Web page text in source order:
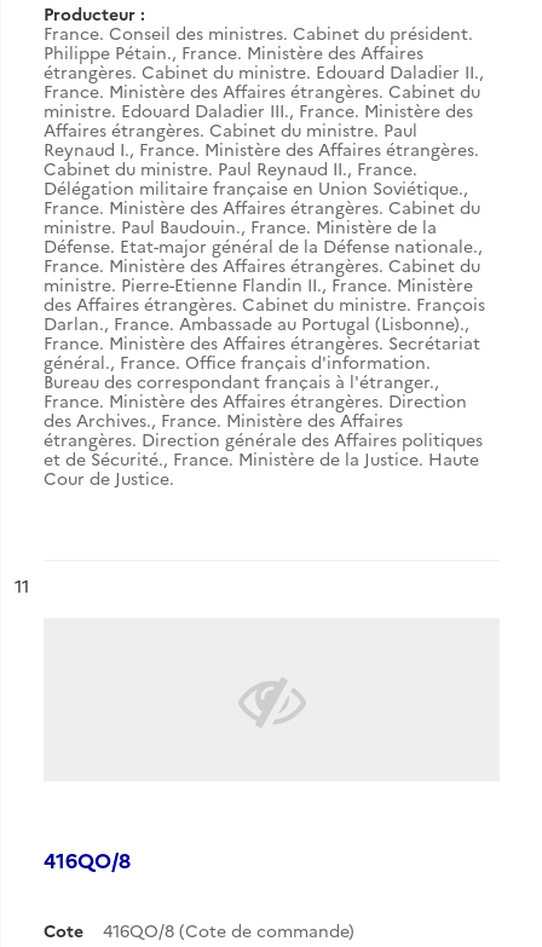
Producteur :
France. Conseil des ministres. Cabinet du président.
Philippe Pétain., France. Ministère des Affaires
étrangères. Cabinet du ministre. Edouard Daladier II.,
France. Ministère des Affaires étrangères. Cabinet du
ministre. Edouard Daladier III., France. Ministère des
Affaires étrangères. Cabinet du ministre. Paul
Reynaud I., France. Ministère des Affaires étrangères.
Cabinet du ministre. Paul Reynaud II., France.
Délégation militaire française en Union Soviétique.,
France. Ministère des Affaires étrangères. Cabinet du
ministre. Paul Baudouin., France. Ministère de la
Défense. Etat-major général de la Défense nationale.,
France. Ministère des Affaires étrangères. Cabinet du
ministre. Pierre-Etienne Flandin II., France. Ministère
des Affaires étrangères. Cabinet du ministre. François
Darlan., France. Ambassade au Portugal (Lisbonne).,
France. Ministère des Affaires étrangères. Secrétariat
général., France. Office français d'information.
Bureau des correspondant français à l'étranger.,
France. Ministère des Affaires étrangères. Direction
des Archives., France. Ministère des Affaires
étrangères. Direction générale des Affaires politiques
et de Sécurité., France. Ministère de la Justice. Haute
Cour de Justice.
n°
11
416QO/8
Cote 416QO/8 (Cote de commande)